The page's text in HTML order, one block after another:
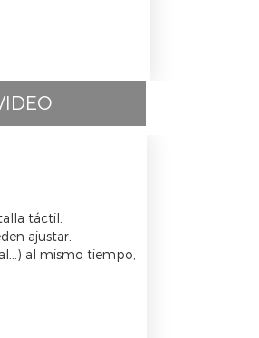
táctil.
ajustar.
al mismo tiempo,